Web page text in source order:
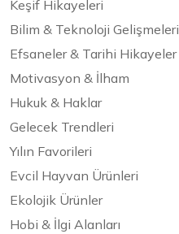
Keşif Hikayeleri
Bilim & Teknoloji Gelişmeleri
Efsaneler & Tarihi Hikayeler
Motivasyon & İlham
Hukuk & Haklar
Gelecek Trendleri
Yılın Favorileri
Evcil Hayvan Ürünleri
Ekolojik Ürünler
Hobi & İlgi Alanları